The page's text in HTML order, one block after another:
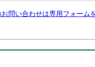
問い合わせは専用フォーム